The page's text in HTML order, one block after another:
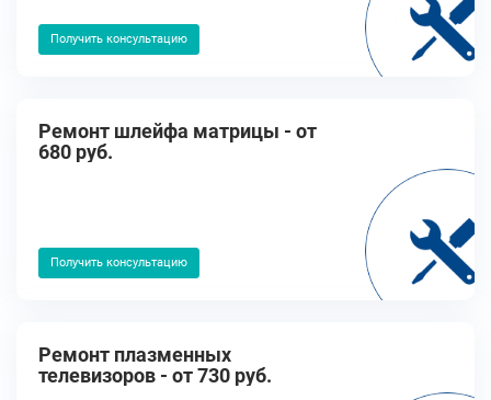
Получить консультацию
Ремонт шлейфа матрицы - от
680 руб.
Получить консультацию
Ремонт плазменных
телевизоров - от 730 руб.